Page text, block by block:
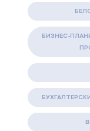
БИЗНЕС-